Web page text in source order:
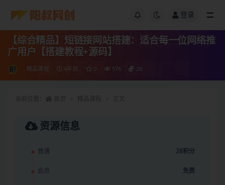
登录
【综合精品】短链接网站搭建：适合每一位网络推
广用户【搭建教程+源码】
精品课程 4年前 0 576 28
资源信息
普通 28积分
会员 免费